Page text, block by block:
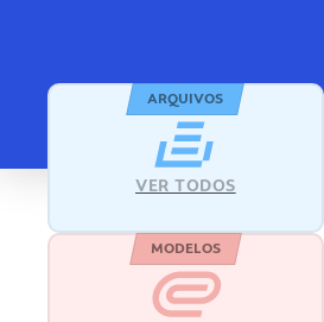
ARQUIVOS
VER TODOS
MODELOS